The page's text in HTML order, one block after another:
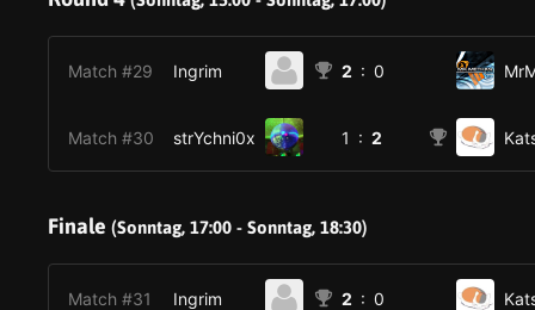
Match #29 Ingrim 2 : 0
Match #30 strYchni0x 1 : 2
Finale (Sonntag, 17:00 - Sonntag, 18:30)
Match #31 Ingrim 2 : 0